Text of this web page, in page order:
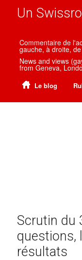
Un Swissroll
Commentaire de
gauche, à droite,
News and views
from Geneva,
Le blog
Scrutin du
questions,
résultats